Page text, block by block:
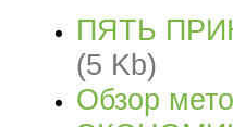
ПЯТЬ
(5 Kb)
Обзор